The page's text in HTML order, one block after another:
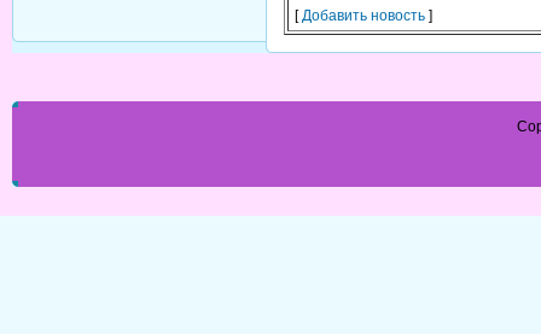
[Добавить новость ]